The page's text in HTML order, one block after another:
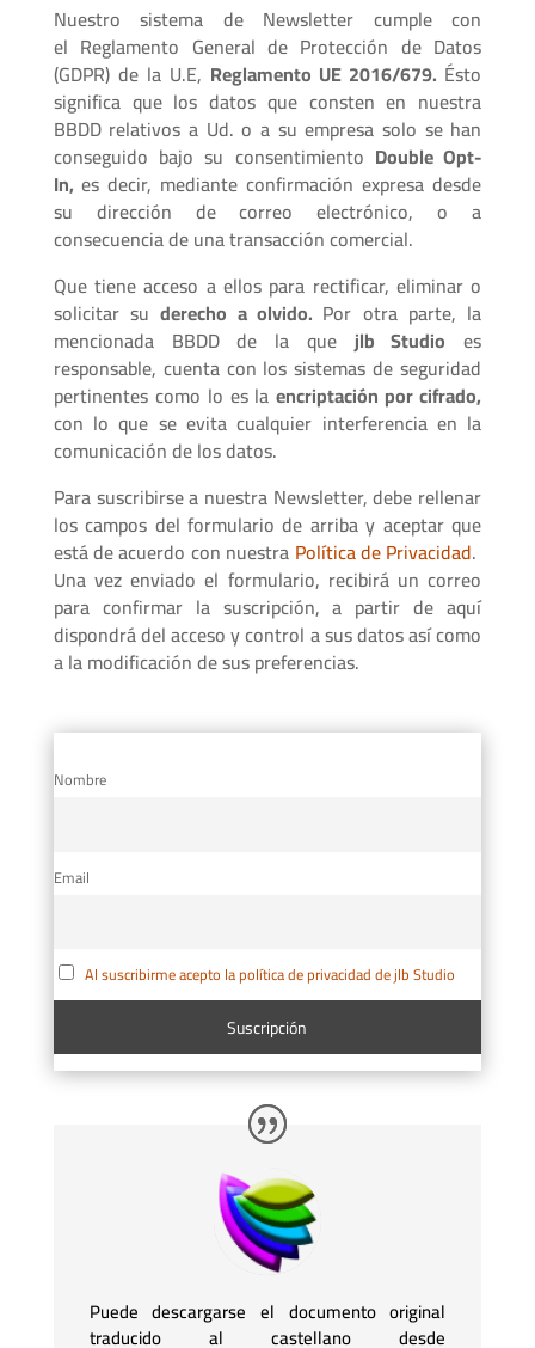
Nuestro sistema de Newsletter cumple con
el Reglamento General de Protección de Datos
(GDPR) de la U.E, Reglamento UE 2016/679. Ésto
significa que los datos que consten en nuestra
BBDD relativos a Ud. o a su empresa solo se han
conseguido bajo su consentimiento Double Opt-
In, es decir, mediante confirmación expresa desde
su dirección de correo electrónico, o a
consecuencia de una transacción comercial.
Que tiene acceso a ellos para rectificar, eliminar o
solicitar suderecho a olvido. Por otra parte, la
mencionada BBDD de la quejlb Studio es
responsable, cuenta con los sistemas de seguridad
pertinentes como lo es laencriptación por cifrado,
con lo que se evita cualquier interferencia en la
comunicación de los datos.
Para suscribirse a nuestra Newsletter, debe rellenar
los campos del formulario de arriba y aceptar que
está de acuerdo con nuestra Política de Privacidad.
Una vez enviado el formulario, recibirá un correo
para confirmar la suscripción, a partir de aquí
dispondrá del acceso y control a sus datos así como
a la modificación de sus preferencias.
Nombre
Email
Al suscribirme acepto la política de privacidad de jlb Studio
Puede descargarse el documento original
traducido al castellano desde